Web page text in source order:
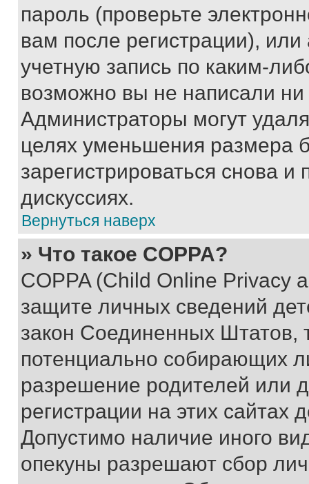
пароль (проверьте
вам после регистрации),
учетную запись по каким-
возможно вы не написали
Администраторы могут
целях уменьшения размера
зарегистрироваться снова и
дискуссиях.
Вернуться наверх
» Что такое COPPA?
COPPA (Child Online Privacy
защите личных сведений
закон Соединенных Штатов,
потенциально собирающих
разрешение родителей или
регистрации на этих сайтах
Допустимо наличие иного
опекуны разрешают сбор